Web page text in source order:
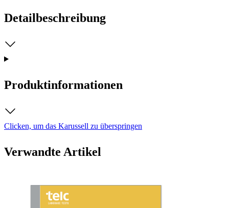
Detailbeschreibung
Produktinformationen
Clicken, um das Karussell zu überspringen
Verwandte Artikel